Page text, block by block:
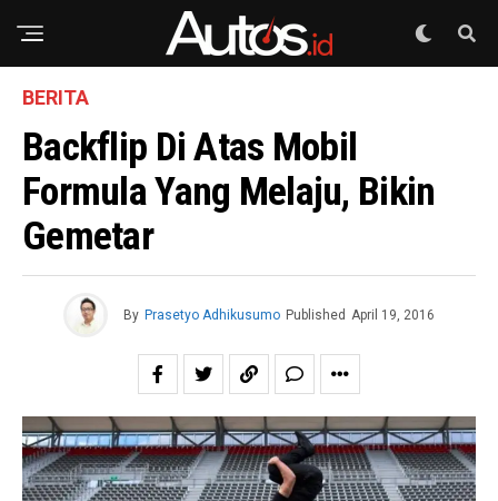
BERITA
Backflip Di Atas Mobil
Formula Yang Melaju, Bikin
Gemetar
By Prasetyo Adhikusumo Published April 19, 2016